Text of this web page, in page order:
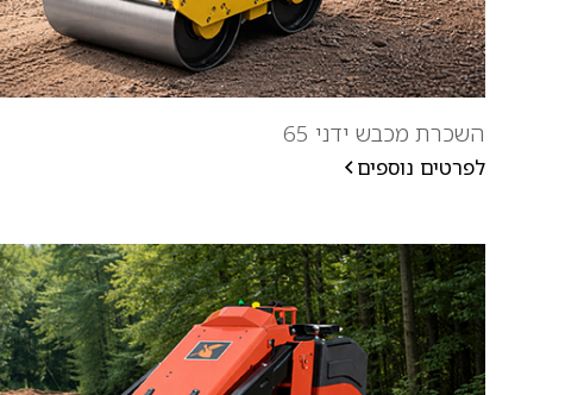
השכרת מכבש ידני 65
לפרטים נוספים